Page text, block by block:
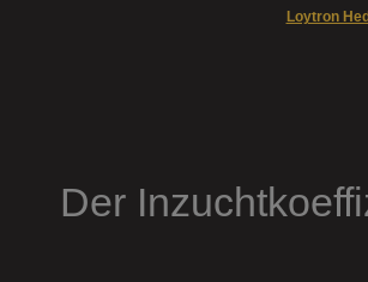
Loytron
Der